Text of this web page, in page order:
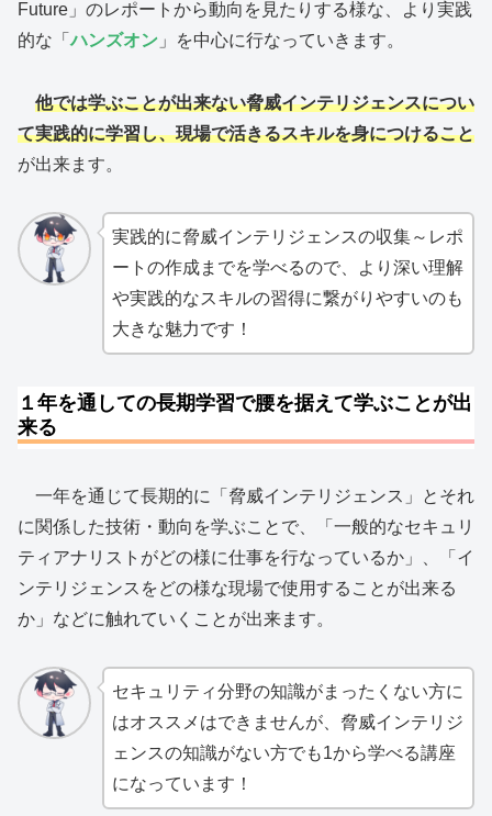
Future」のレポートから動向を見たりする様な、より実践
的な「ハンズオン 」を中心に行なっていきます。
他では学ぶことが出来ない脅威インテリジェンスについ
て実践的に学習し、現場で活きるスキルを身につけること
が出来ます。
実践的に脅威インテリジェンスの収集～レポ
ートの作成までを学べるので、より深い理解
や実践的なスキルの習得に繋がりやすいのも
大きな魅力です！
１年を通しての長期学習で腰を据えて学ぶことが出
来る
一年を通じて長期的に「脅威インテリジェンス」とそれ
に関係した技術・動向を学ぶことで、「一般的なセキュリ
ティアナリストがどの様に仕事を行なっているか」、「イ
ンテリジェンスをどの様な現場で使用することが出来る
か」などに触れていくことが出来ます。
セキュリティ分野の知識がまったくない方に
はオススメはできませんが、脅威インテリジ
ェンスの知識がない方でも1から学べる講座
になっています！